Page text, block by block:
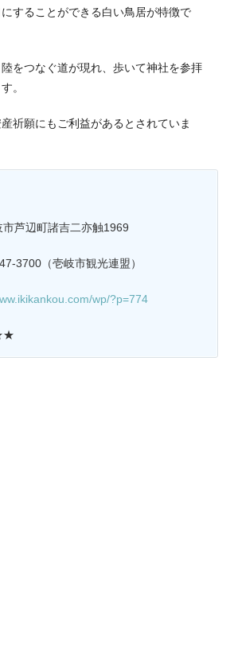
することができる白い鳥居が特徴で
をつなぐ道が現れ、歩いて神社を参拝
。
祈願にもご利益があるとされていま
芦辺町諸吉二亦触1969
3700（壱岐市観光連盟）
wp/?p=774